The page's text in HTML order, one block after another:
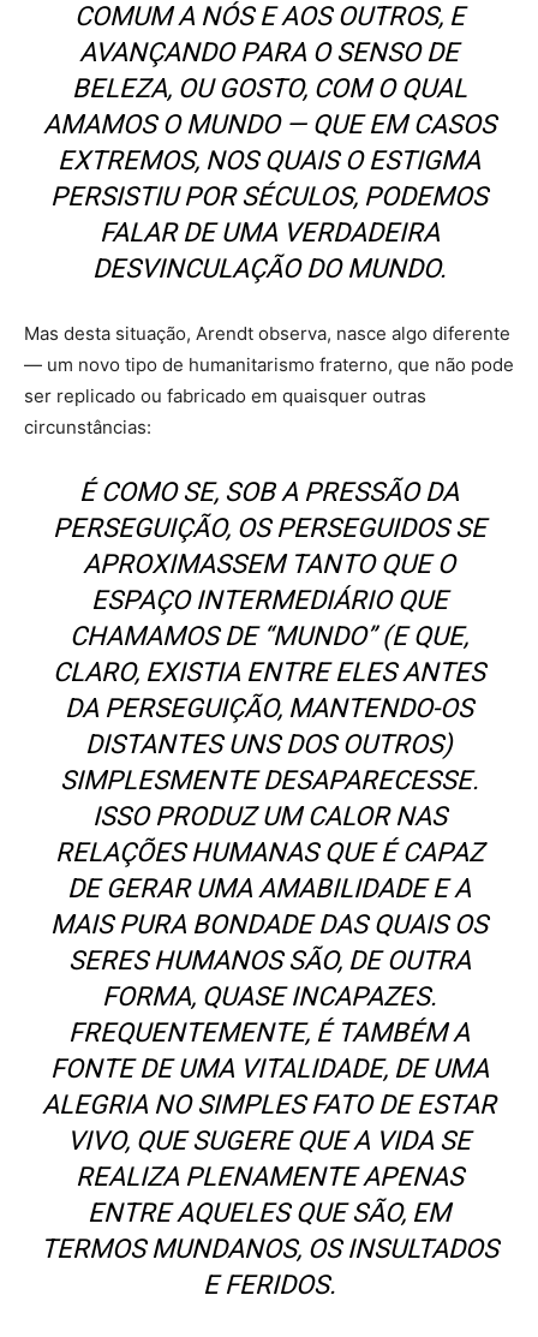
COMUM A NÓS E AOS OUTROS, E
AVANÇANDO PARA O SENSO DE
BELEZA, OU GOSTO, COM O QUAL
AMAMOS O MUNDO — QUE EM CASOS
EXTREMOS, NOS QUAIS O ESTIGMA
PERSISTIU POR SÉCULOS, PODEMOS
FALAR DE UMA VERDADEIRA
DESVINCULAÇÃO DO MUNDO.
Mas desta situação, Arendt observa, nasce algo diferente
— um novo tipo de humanitarismo fraterno, que não pode
ser replicado ou fabricado em quaisquer outras
circunstâncias:
É COMO SE, SOB A PRESSÃO DA
PERSEGUIÇÃO, OS PERSEGUIDOS SE
APROXIMASSEM TANTO QUE O
ESPAÇO INTERMEDIÁRIO QUE
CHAMAMOS DE “MUNDO” (E QUE,
CLARO, EXISTIA ENTRE ELES ANTES
DA PERSEGUIÇÃO, MANTENDO-OS
DISTANTES UNS DOS OUTROS)
SIMPLESMENTE DESAPARECESSE.
ISSO PRODUZ UM CALOR NAS
RELAÇÕES HUMANAS QUE É CAPAZ
DE GERAR UMA AMABILIDADE E A
MAIS PURA BONDADE DAS QUAIS OS
SERES HUMANOS SÃO, DE OUTRA
FORMA, QUASE INCAPAZES.
FREQUENTEMENTE, É TAMBÉM A
FONTE DE UMA VITALIDADE, DE UMA
ALEGRIA NO SIMPLES FATO DE ESTAR
VIVO, QUE SUGERE QUE A VIDA SE
REALIZA PLENAMENTE APENAS
ENTRE AQUELES QUE SÃO, EM
TERMOS MUNDANOS, OS INSULTADOS
E FERIDOS.